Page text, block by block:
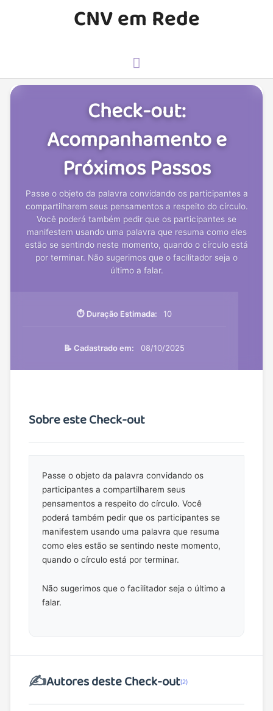
CNV em Rede
Menu
principal
Check-out:
Acompanhamento e
Próximos Passos
Passe o objeto da palavra convidando os participantes a
compartilharem seus pensamentos a respeito do círculo.
Você poderá também pedir que os participantes se
manifestem usando uma palavra que resuma como eles
estão se sentindo neste momento, quando o círculo está
por terminar. Não sugerimos que o facilitador seja o
último a falar.
⏱️ Duração Estimada: 10
📝 Cadastrado em: 08/10/2025
Sobre este Check-out
Passe o objeto da palavra convidando os
participantes a compartilharem seus
pensamentos a respeito do círculo. Você
poderá também pedir que os participantes se
manifestem usando uma palavra que resuma
como eles estão se sentindo neste momento,
quando o círculo está por terminar.
Não sugerimos que o facilitador seja o último a
falar.
✍️Autores deste Check-out(2)